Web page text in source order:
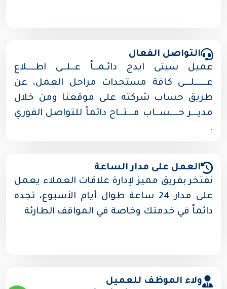
التواصل الفعال
عميل سيتى ايدج دائـمــاً عــلــى اطــــلاع
عــــــلـــى كافة مستجدات مراحل العمل، عن
طريق حساب شركته على موقعنا ومن خلال
مديـــر حــــســاب مـــتــاح دائماً للتواصل الفوري
.
العمل على مدار الساعة
نفتخر بفريق مميز لإدارة علاقات العملاء يعمل
على مدار 24 ساعة طوال أيام الأسبوع، تجده
دائماً في خدمتك وخاصة في المواقف الطارئة
ولاء الموظف للعميل